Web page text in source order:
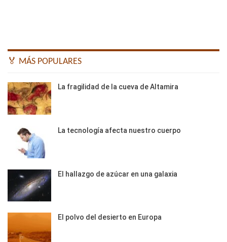
🏅 MÁS POPULARES
La fragilidad de la cueva de Altamira
La tecnología afecta nuestro cuerpo
El hallazgo de azúcar en una galaxia
El polvo del desierto en Europa